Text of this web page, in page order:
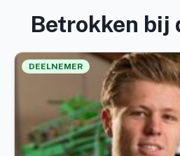
Betrokken bij
DEELNEMER